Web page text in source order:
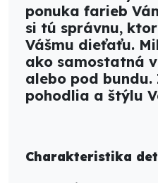
ponuka farieb
si tú správnu,
Vášmu dieťaťu.
ako samostatná
alebo pod
pohodlia a štýlu
Charakteristika